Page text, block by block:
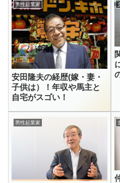
男性起業家
安田隆夫の経歴(嫁・妻・
子供は）！年収や馬主と
自宅がスゴい！
男性起業家